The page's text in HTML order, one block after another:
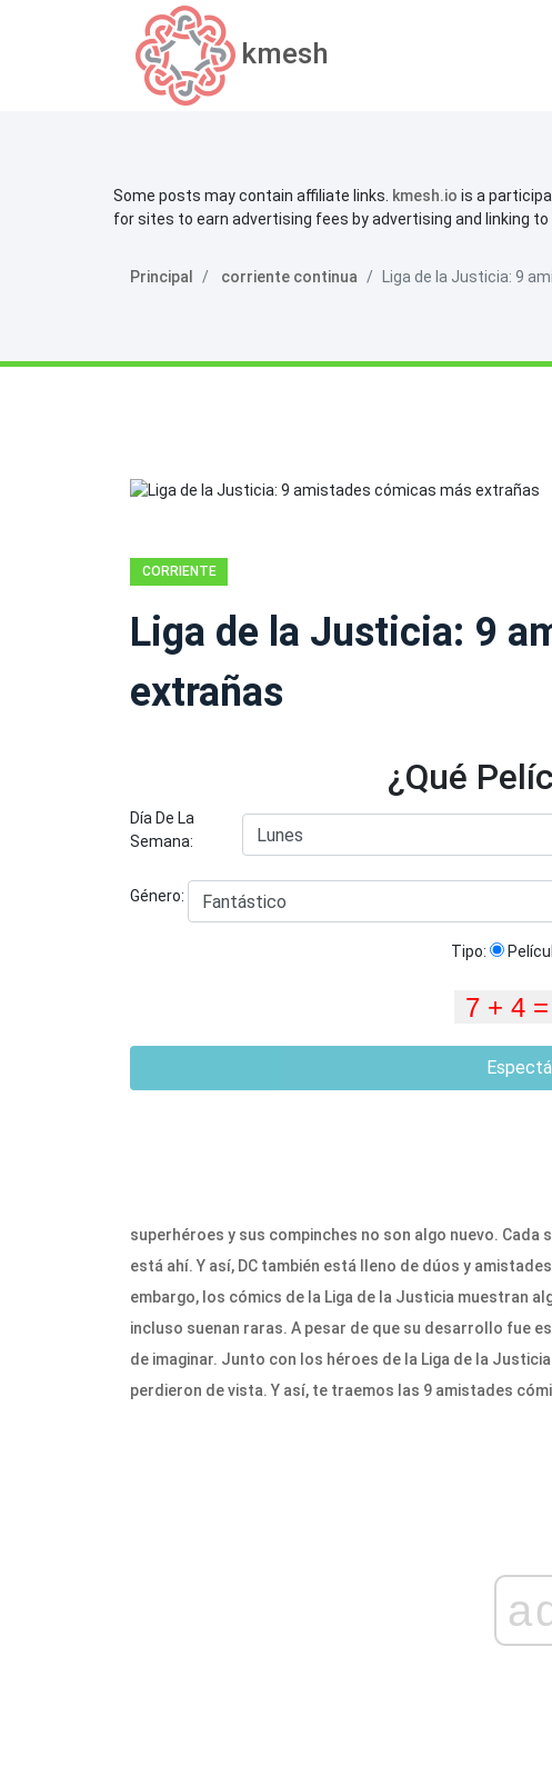
kmesh
Some posts may contain affiliate links. kmesh.io is a
for sites to earn advertising fees by advertising and linking to
Principal corriente continua Liga de la Justicia: 9
CORRIENTE
Liga de la Justicia: 9
extrañas
¿Qué
Día De La
Semana:
Género:
Tipo:
superhéroes y sus compinches no son algo nuevo.
está ahí. Y así, DC también está lleno de dúos y
embargo, los cómics de la Liga de la Justicia muestran
incluso suenan raras. A pesar de que su desarrollo fue
de imaginar. Junto con los héroes de la Liga de la
perdieron de vista. Y así, te traemos las 9 amistades